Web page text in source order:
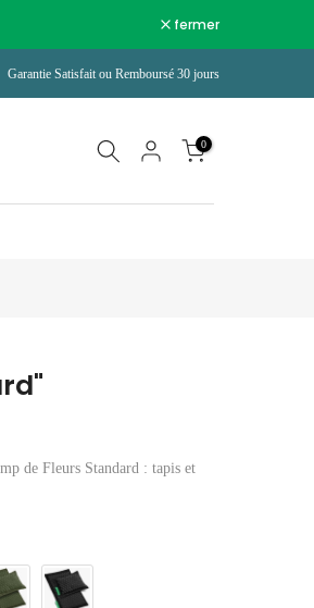
fermer
Garantie Satisfait ou Remboursé 30 jours
0
de Fleurs Standard : tapis et